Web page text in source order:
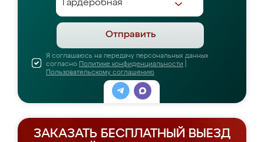
Отправить
Я соглашаюсь на передачу персональных данных
согласно Политике конфиденциальности
Пользовательскому соглашению
ЗАКАЗАТЬ БЕСПЛАТНЫЙ ВЫЕЗД